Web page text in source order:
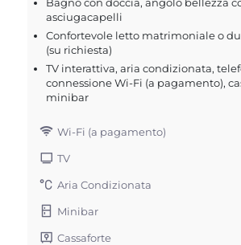
asciugacapelli
Confortevole letto matrimoniale o
(su richiesta)
TV interattiva, aria condizionata,
connessione Wi-Fi (a pagamento),
minibar
Wi-Fi (a pagamento)
TV
Aria Condizionata
Minibar
Cassaforte